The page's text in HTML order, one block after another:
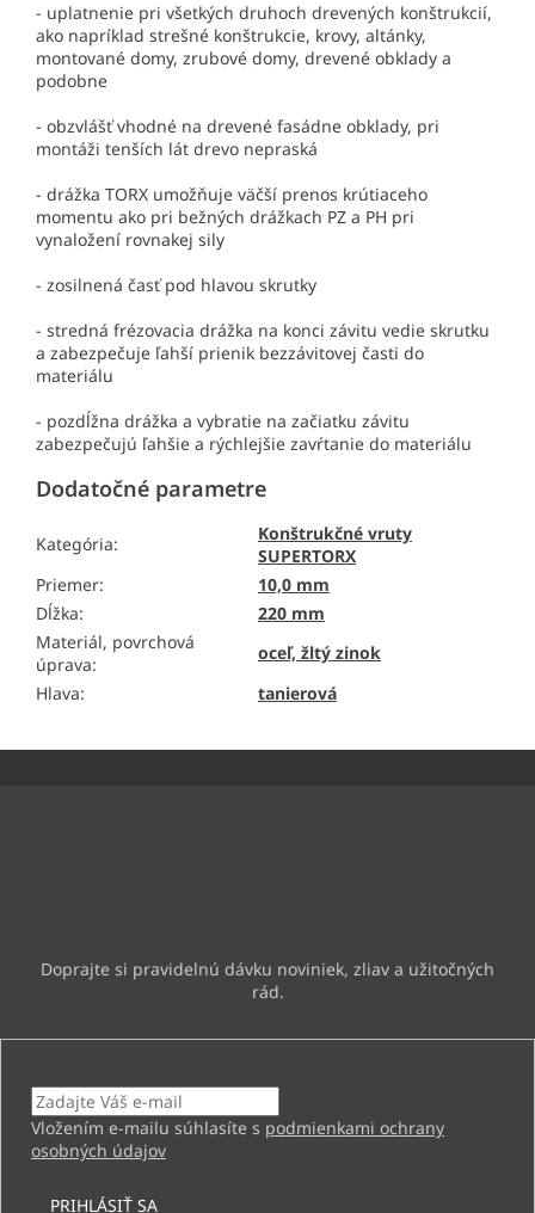
- uplatnenie pri všetkých druhoch drevených konštrukcií,
ako napríklad strešné konštrukcie, krovy, altánky,
montované domy, zrubové domy, drevené obklady a
podobne
- obzvlášť vhodné na drevené fasádne obklady, pri
montáži tenších lát drevo nepraská
- drážka TORX umožňuje väčší prenos krútiaceho
momentu ako pri bežných drážkach PZ a PH pri
vynaložení rovnakej sily
- zosilnená časť pod hlavou skrutky
- stredná frézovacia drážka na konci závitu vedie skrutku
a zabezpečuje ľahší prienik bezzávitovej časti do
materiálu
- pozdĺžna drážka a vybratie na začiatku závitu
zabezpečujú ľahšie a rýchlejšie zavŕtanie do materiálu
Dodatočné parametre
Kategória:
Konštrukčné vruty
SUPERTORX
Priemer:
10,0 mm
Dĺžka:
220 mm
Materiál, povrchová
úprava:
oceľ, žltý zinok
Hlava: tanierová
Vložením e-mailu súhlasíte s podmienkami ochrany
osobných údajov
PRIHLÁSIŤ SA